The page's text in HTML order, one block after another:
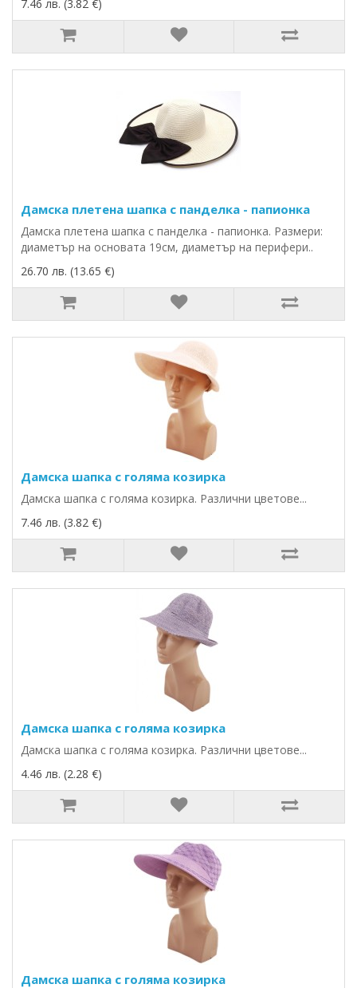
7.46 лв. (3.82 €)
Дамска плетена шапка с панделка - папионка
Дамска плетена шапка с панделка - папионка. Размери:
диаметър на основата 19см, диаметър на перифери..
26.70 лв. (13.65 €)
Дамска шапка с голяма козирка
Дамска шапка с голяма козирка. Различни цветове...
7.46 лв. (3.82 €)
Дамска шапка с голяма козирка
Дамска шапка с голяма козирка. Различни цветове...
4.46 лв. (2.28 €)
Дамска шапка с голяма козирка